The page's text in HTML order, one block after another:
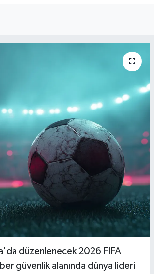
düzenlenecek 2026 FIFA
güvenlik alanında dünya lideri